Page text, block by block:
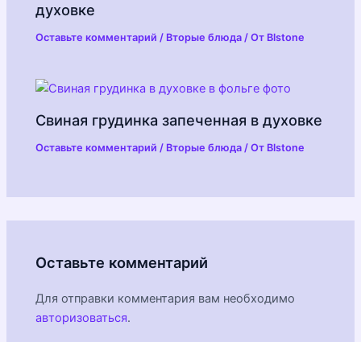
духовке
Оставьте комментарий / Вторые блюда / От Blstone
Свиная грудинка запеченная в духовке
Оставьте комментарий / Вторые блюда / От Blstone
Оставьте комментарий
Для отправки комментария вам необходимо
авторизоваться.